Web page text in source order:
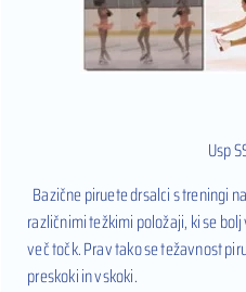
Usp
Bazične piruete drsalci s treningi
različnimi težkimi položaji, ki se
več točk. Prav tako se težavnost
preskoki in vskoki.